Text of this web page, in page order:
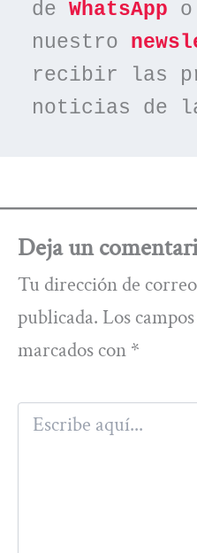
de WhatsApp
nuestro
recibir las
noticias de la
Deja un
Tu dirección de
publicada. Los
marcados con *
Escribe
aquí...